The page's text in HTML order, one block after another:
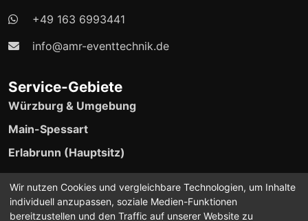
+49 163 6993441
info@amr-eventtechnik.de
Service-Gebiete
Würzburg & Umgebung
Main-Spessart
Erlabrunn (Hauptsitz)
24/7 Event-Support verfügbar
Wir nutzen Cookies und vergleichbare Technologien, um Inhalte
individuell anzupassen, soziale Medien-Funktionen
bereitzustellen und den Traffic auf unserer Website zu